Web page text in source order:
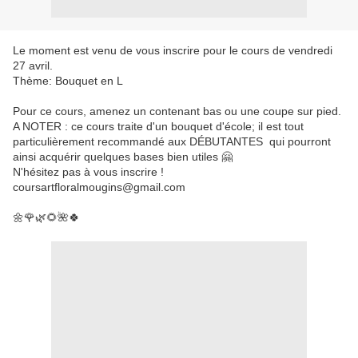
Le moment est venu de vous inscrire pour le cours de vendredi
27 avril.
Thème: Bouquet en L
Pour ce cours, amenez un contenant bas ou une coupe sur pied.
A NOTER : ce cours traite d'un bouquet d'école; il est tout
particulièrement recommandé aux DÉBUTANTES qui pourront
ainsi acquérir quelques bases bien utiles 🤗
N'hésitez pas à vous inscrire !
coursartfloralmougins@gmail.com
🌼🌹🌿🌻🌺🍀